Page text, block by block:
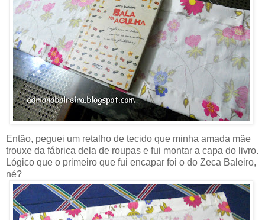
Então, peguei um retalho de tecido que minha amada mãe
trouxe da fábrica dela de roupas e fui montar a capa do livro.
Lógico que o primeiro que fui encapar foi o do Zeca Baleiro,
né?